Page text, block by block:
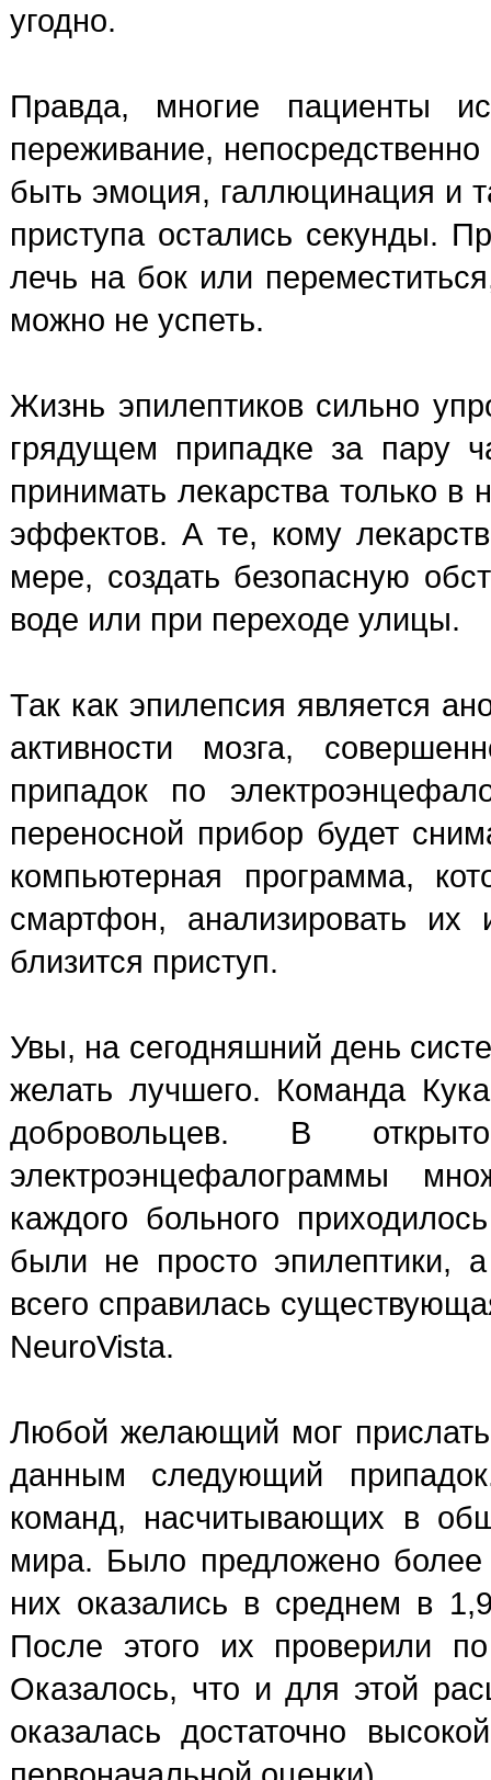
угодно.
Правда, многие пациенты
переживание,
быть эмоция, галлюцинация и
приступа остались секунды.
лечь на бок или
можно не успеть.
Жизнь эпилептиков сильно
грядущем припадке за пару
принимать лекарства только
эффектов. А те, кому
мере, создать безопасную
воде или при переходе улицы.
Так как эпилепсия является
активности мозга,
припадок по
переносной прибор будет
компьютерная программа,
смартфон, анализировать
близится приступ.
Увы, на сегодняшний день
желать лучшего. Команда
добровольцев. В
электроэнцефалограммы
каждого больного
были не просто эпилептики,
всего справилась
NeuroVista.
Любой желающий мог
данным следующий
команд, насчитывающих в
мира. Было предложено
них оказались в среднем в
После этого их проверили
Оказалось, что и для этой
оказалась достаточно